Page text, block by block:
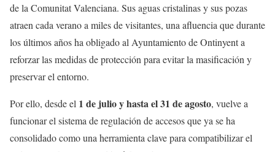
de la Comunitat Valenciana. Sus aguas cristalinas y sus pozas
atraen cada verano a miles de visitantes, una afluencia que durante
los últimos años ha obligado al Ayuntamiento de Ontinyent a
reforzar las medidas de protección para evitar la masificación y
preservar el entorno.
Por ello, desde el 1 de julio y hasta el 31 de agosto, vuelve a
funcionar el sistema de regulación de accesos que ya se ha
consolidado como una herramienta clave para compatibilizar el